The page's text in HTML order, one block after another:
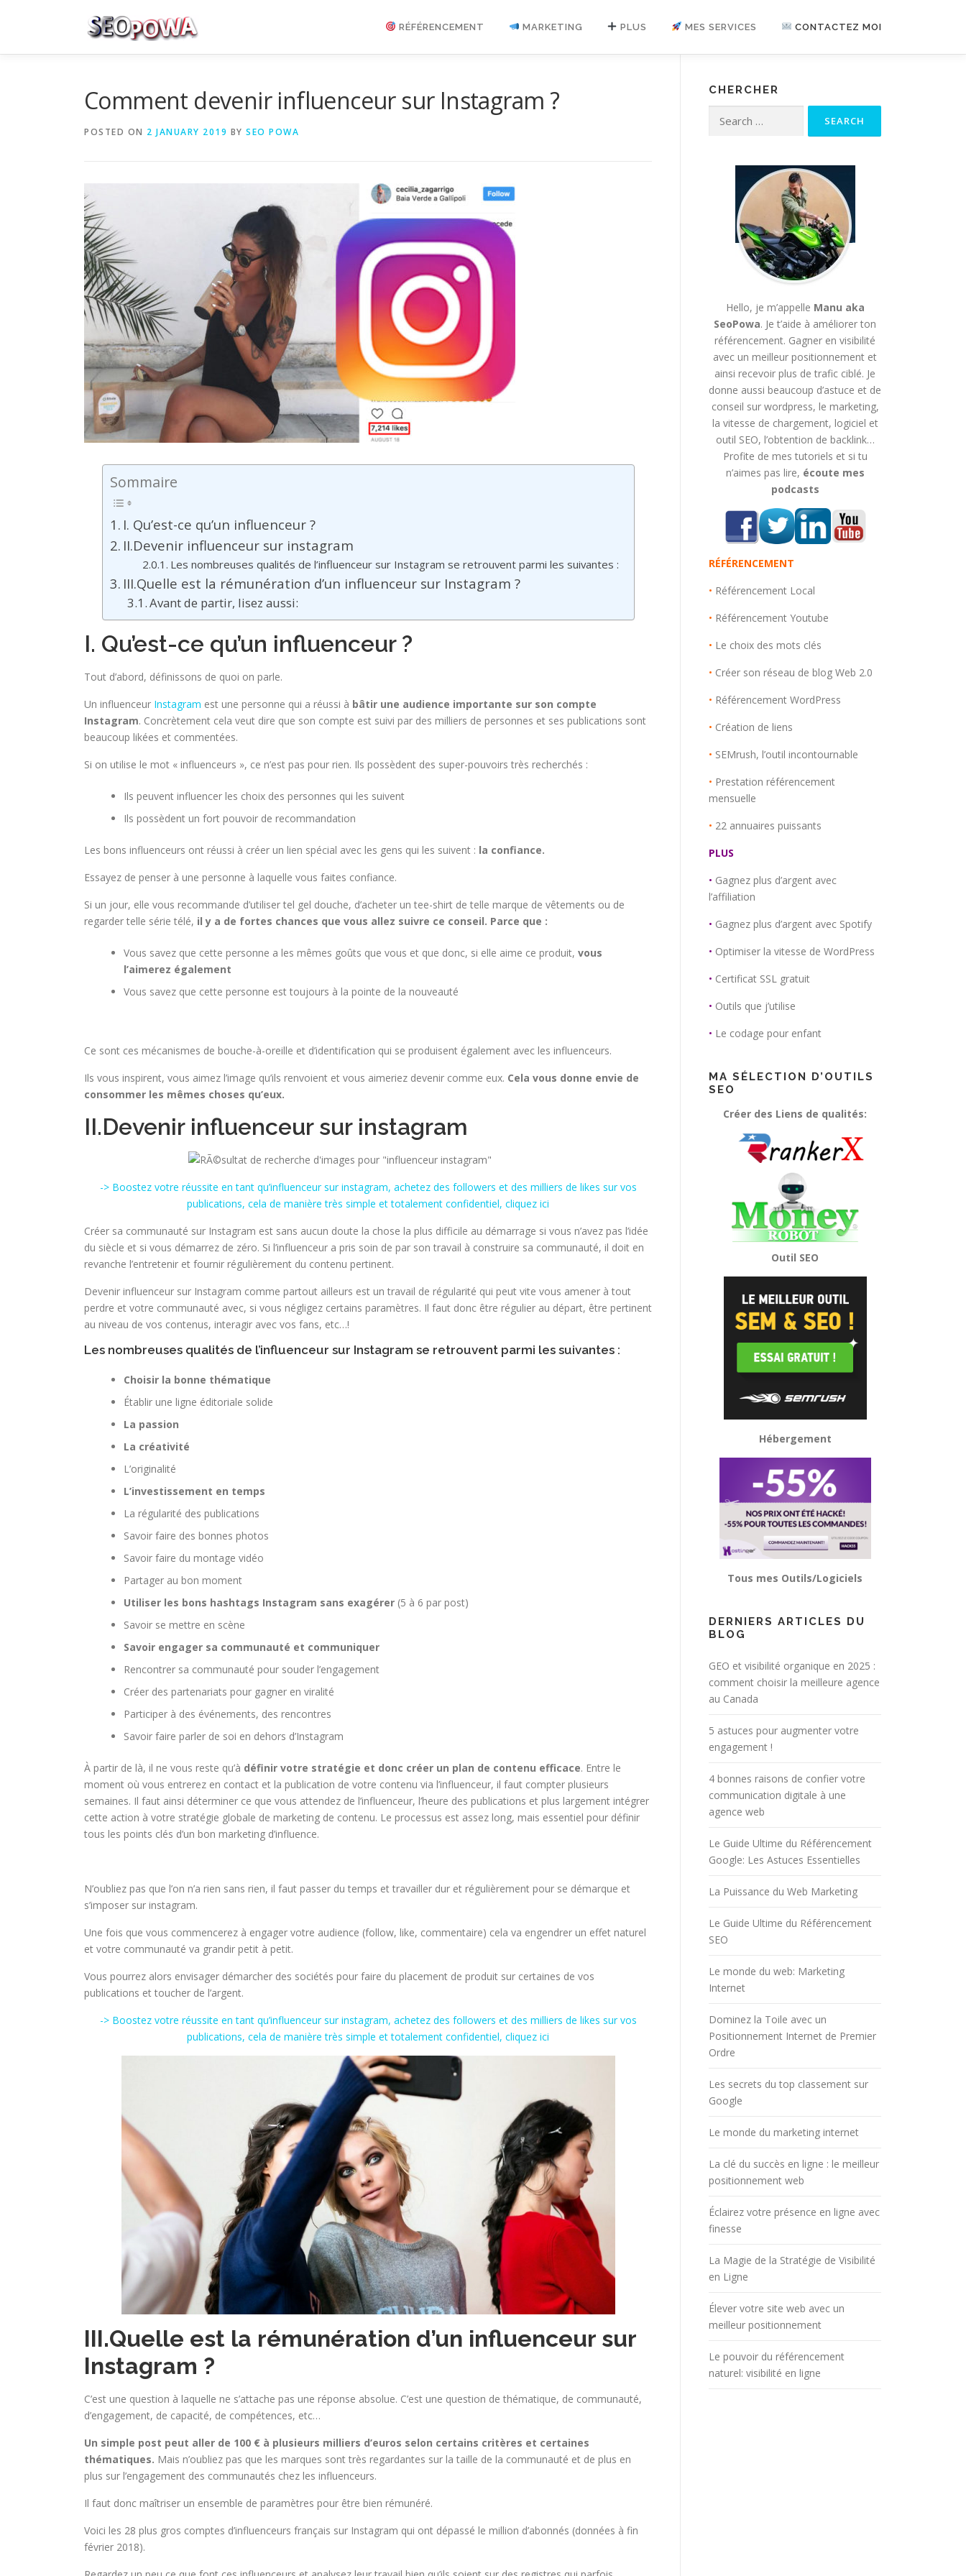
RÉFÉRENCEMENT MARKETING PLUS MES SERVICES CONTACTEZ MOI
Comment devenir influenceur sur Instagram ?
POSTED ON 2 JANUARY 2019 BY SEO POWA
Sommaire
I. Qu’est-ce qu’un influenceur ?
II.Devenir influenceur sur instagram
Les nombreuses qualités de l’influenceur sur Instagram se retrouvent parmi les suivantes :
III.Quelle est la rémunération d’un influenceur sur Instagram ?
Avant de partir, lisez aussi:
I. Qu’est-ce qu’un influenceur ?
Tout d’abord, définissons de quoi on parle.
Un influenceur Instagram est une personne qui a réussi à bâtir une audience importante sur son compte
Instagram. Concrètement cela veut dire que son compte est suivi par des milliers de personnes et ses publications sont
beaucoup likées et commentées.
Si on utilise le mot « influenceurs », ce n’est pas pour rien. Ils possèdent des super-pouvoirs très recherchés :
Ils peuvent influencer les choix des personnes qui les suivent
Ils possèdent un fort pouvoir de recommandation
Les bons influenceurs ont réussi à créer un lien spécial avec les gens qui les suivent : la confiance.
Essayez de penser à une personne à laquelle vous faites confiance.
Si un jour, elle vous recommande d’utiliser tel gel douche, d’acheter un tee-shirt de telle marque de vêtements ou de
regarder telle série télé, il y a de fortes chances que vous allez suivre ce conseil. Parce que :
Vous savez que cette personne a les mêmes goûts que vous et que donc, si elle aime ce produit, vous
l’aimerez également
Vous savez que cette personne est toujours à la pointe de la nouveauté
Ce sont ces mécanismes de bouche-à-oreille et d’identification qui se produisent également avec les influenceurs.
Ils vous inspirent, vous aimez l’image qu’ils renvoient et vous aimeriez devenir comme eux. Cela vous donne envie de
consommer les mêmes choses qu’eux.
II.Devenir influenceur sur instagram
-> Boostez votre réussite en tant qu’influenceur sur instagram, achetez des followers et des milliers de likes sur vos
publications, cela de manière très simple et totalement confidentiel, cliquez ici
Créer sa communauté sur Instagram est sans aucun doute la chose la plus difficile au démarrage si vous n’avez pas l’idée
du siècle et si vous démarrez de zéro. Si l’influenceur a pris soin de par son travail à construire sa communauté, il doit en
revanche l’entretenir et fournir régulièrement du contenu pertinent.
Devenir influenceur sur Instagram comme partout ailleurs est un travail de régularité qui peut vite vous amener à tout
perdre et votre communauté avec, si vous négligez certains paramètres. Il faut donc être régulier au départ, être pertinent
au niveau de vos contenus, interagir avec vos fans, etc…!
Les nombreuses qualités de l’influenceur sur Instagram se retrouvent parmi les suivantes :
Choisir la bonne thématique
Établir une ligne éditoriale solide
La passion
La créativité
L’originalité
L’investissement en temps
La régularité des publications
Savoir faire des bonnes photos
Savoir faire du montage vidéo
Partager au bon moment
Utiliser les bons hashtags Instagram sans exagérer (5 à 6 par post)
Savoir se mettre en scène
Savoir engager sa communauté et communiquer
Rencontrer sa communauté pour souder l’engagement
Créer des partenariats pour gagner en viralité
Participer à des événements, des rencontres
Savoir faire parler de soi en dehors d’Instagram
À partir de là, il ne vous reste qu’à définir votre stratégie et donc créer un plan de contenu efficace. Entre le
moment où vous entrerez en contact et la publication de votre contenu via l’influenceur, il faut compter plusieurs
semaines. Il faut ainsi déterminer ce que vous attendez de l’influenceur, l’heure des publications et plus largement intégrer
cette action à votre stratégie globale de marketing de contenu. Le processus est assez long, mais essentiel pour définir
tous les points clés d’un bon marketing d’influence.
N’oubliez pas que l’on n’a rien sans rien, il faut passer du temps et travailler dur et régulièrement pour se démarque et
s’imposer sur instagram.
Une fois que vous commencerez à engager votre audience (follow, like, commentaire) cela va engendrer un effet naturel
et votre communauté va grandir petit à petit.
Vous pourrez alors envisager démarcher des sociétés pour faire du placement de produit sur certaines de vos
publications et toucher de l’argent.
-> Boostez votre réussite en tant qu’influenceur sur instagram, achetez des followers et des milliers de likes sur vos
publications, cela de manière très simple et totalement confidentiel, cliquez ici
III.Quelle est la rémunération d’un influenceur sur
Instagram ?
C’est une question à laquelle ne s’attache pas une réponse absolue. C’est une question de thématique, de communauté,
d’engagement, de capacité, de compétences, etc…
Un simple post peut aller de 100 € à plusieurs milliers d’euros selon certains critères et certaines
thématiques. Mais n’oubliez pas que les marques sont très regardantes sur la taille de la communauté et de plus en
plus sur l’engagement des communautés chez les influenceurs.
Il faut donc maîtriser un ensemble de paramètres pour être bien rémunéré.
Voici les 28 plus gros comptes d’influenceurs français sur Instagram qui ont dépassé le million d’abonnés (données à fin
février 2018).
CHERCHER
Search for:
Hello, je m’appelle Manu aka
SeoPowa. Je t’aide à améliorer ton
référencement. Gagner en visibilité
avec un meilleur positionnement et
ainsi recevoir plus de trafic ciblé. Je
donne aussi beaucoup d’astuce et de
conseil sur wordpress, le marketing,
la vitesse de chargement, logiciel et
outil SEO, l’obtention de backlink…
Profite de mes tutoriels et si tu
n’aimes pas lire, écoute mes
podcasts
RÉFÉRENCEMENT
• Référencement Local
• Référencement Youtube
• Le choix des mots clés
• Créer son réseau de blog Web 2.0
• Référencement WordPress
• Création de liens
• SEMrush, l’outil incontournable
• Prestation référencement
mensuelle
• 22 annuaires puissants
PLUS
• Gagnez plus d’argent avec
l’affiliation
• Gagnez plus d’argent avec Spotify
• Optimiser la vitesse de WordPress
• Certificat SSL gratuit
• Outils que j’utilise
• Le codage pour enfant
MA SÉLECTION D’OUTILS
SEO
Créer des Liens de qualités:
Outil SEO
Hébergement
Tous mes Outils/Logiciels
DERNIERS ARTICLES DU
BLOG
GEO et visibilité organique en 2025 :
comment choisir la meilleure agence
au Canada
5 astuces pour augmenter votre
engagement !
4 bonnes raisons de confier votre
communication digitale à une
agence web
Le Guide Ultime du Référencement
Google: Les Astuces Essentielles
La Puissance du Web Marketing
Le Guide Ultime du Référencement
SEO
Le monde du web: Marketing
Internet
Dominez la Toile avec un
Positionnement Internet de Premier
Ordre
Les secrets du top classement sur
Google
Le monde du marketing internet
La clé du succès en ligne : le meilleur
positionnement web
Éclairez votre présence en ligne avec
finesse
La Magie de la Stratégie de Visibilité
en Ligne
Élever votre site web avec un
meilleur positionnement
Le pouvoir du référencement
naturel: visibilité en ligne